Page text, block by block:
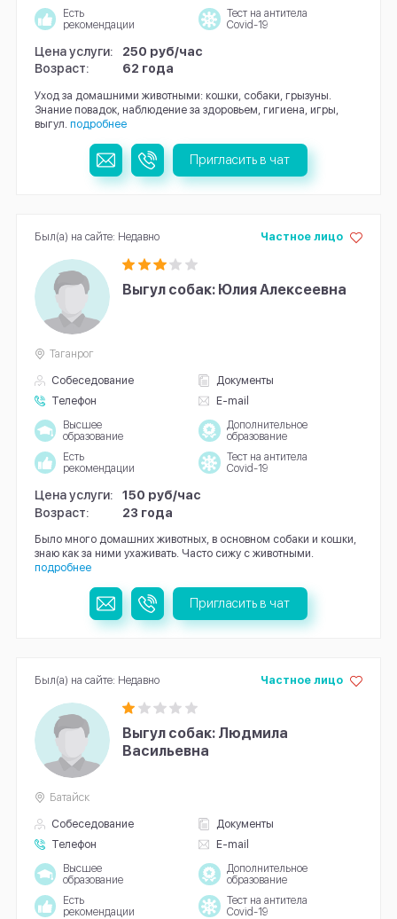
Есть
рекомендации
Тест на антитела
Covid-19
Цена услуги:
250 руб/час
Возраст:
62 года
Уход за домашними животными: кошки, собаки, грызуны.
Знание повадок, наблюдение за здоровьем, гигиена, игры,
выгул. подробнее
Пригласить в чат
Выгул собак: Юлия Алексеевна
Собеседование
Документы
Телефон
E-mail
Частное лицо
Таганрог
Высшее
образование
Дополнительное
образование
Есть
рекомендации
Тест на антитела
Covid-19
Цена услуги:
150 руб/час
Возраст:
23 года
Было много домашних животных, в основном собаки и кошки,
знаю как за ними ухаживать. Часто сижу с животными.
подробнее
Был(а) на сайте: Недавно
Пригласить в чат
Выгул собак: Людмила
Васильевна
Собеседование
Документы
Телефон
E-mail
Частное лицо
Батайск
Высшее
образование
Дополнительное
образование
Есть
рекомендации
Тест на антитела
Covid-19
Был(а) на сайте: Недавно